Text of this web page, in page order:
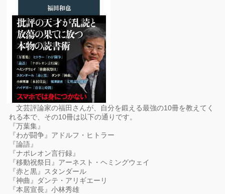
文芸評論家の福田さんが、自分を鍛える最強の10冊を教えてく
れる本で、その10冊は以下の通りです。
『万葉集』
『わが闘争』アドルフ・ヒトラー
『論語』
『ナポレオン言行録』
『移動祝祭日』アーネスト・ヘミングウェイ
『赤と黒』スタンダール
『神曲』ダンテ・アリギエーリ
『本居宣長』小林秀雄